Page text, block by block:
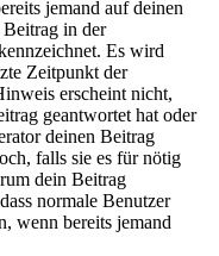
jemand auf deinen
in der
Es wird
Zeitpunkt der
erscheint nicht,
geantwortet hat oder
deinen Beitrag
falls sie es für nötig
dein Beitrag
normale Benutzer
wenn bereits jemand